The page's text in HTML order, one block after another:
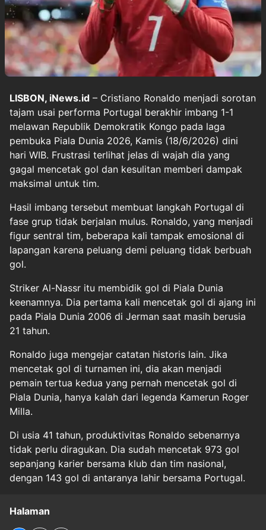
LISBON, iNews.id – Cristiano Ronaldo menjadi sorotan
tajam usai performa Portugal berakhir imbang 1-1
melawan Republik Demokratik Kongo pada laga
pembuka Piala Dunia 2026, Kamis (18/6/2026) dini
hari WIB. Frustrasi terlihat jelas di wajah dia yang
gagal mencetak gol dan kesulitan memberi dampak
maksimal untuk tim.
Hasil imbang tersebut membuat langkah Portugal di
fase grup tidak berjalan mulus. Ronaldo, yang menjadi
figur sentral tim, beberapa kali tampak emosional di
lapangan karena peluang demi peluang tidak berbuah
gol.
Striker Al-Nassr itu membidik gol di Piala Dunia
keenamnya. Dia pertama kali mencetak gol di ajang ini
pada Piala Dunia 2006 di Jerman saat masih berusia
21 tahun.
Ronaldo juga mengejar catatan historis lain. Jika
mencetak gol di turnamen ini, dia akan menjadi
pemain tertua kedua yang pernah mencetak gol di
Piala Dunia, hanya kalah dari legenda Kamerun Roger
Milla.
Di usia 41 tahun, produktivitas Ronaldo sebenarnya
tidak perlu diragukan. Dia sudah mencetak 973 gol
sepanjang karier bersama klub dan tim nasional,
dengan 143 gol di antaranya lahir bersama Portugal.
Halaman